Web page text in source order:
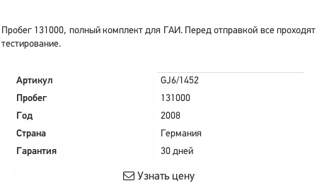
Пробег 131000, полный комплект для ГАИ. Перед отправкой все проходят
тестирование.
Артикул
GJ6/1452
Пробег
131000
Год
2008
Страна
Германия
Гарантия
30 дней
Узнать цену